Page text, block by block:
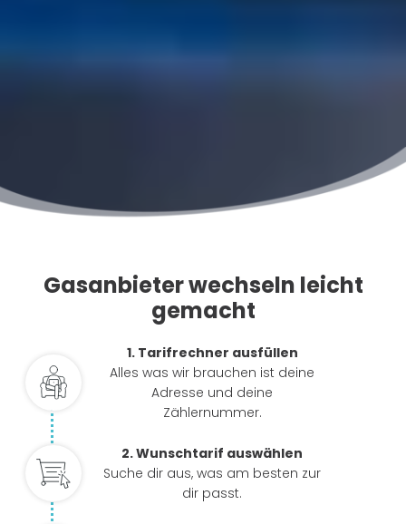
Gasanbieter wechseln leicht
gemacht
1. Tarifrechner ausfüllen
Alles was wir brauchen ist deine
Adresse und deine
Zählernummer.
2. Wunschtarif auswählen
Suche dir aus, was am besten zur
dir passt.